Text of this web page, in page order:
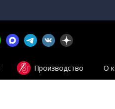
Производство О